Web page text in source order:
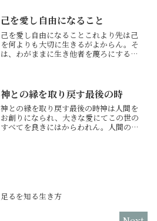
厚くならん。そを悟るれば...
己を愛し自由になること
己を愛し自由になることこれより先は己
を何よりも大切に生きるがよからん。そ
は、わがままに生き他者を蔑ろにするこ
することでもある故。立て替...
神との縁を取り戻す最後の時
神との縁を取り戻す最後の時神は人間を
お創りになられ、大きな愛にてこの世の
すべてを良きにはからわれん。人間の体
足るを知る生き方